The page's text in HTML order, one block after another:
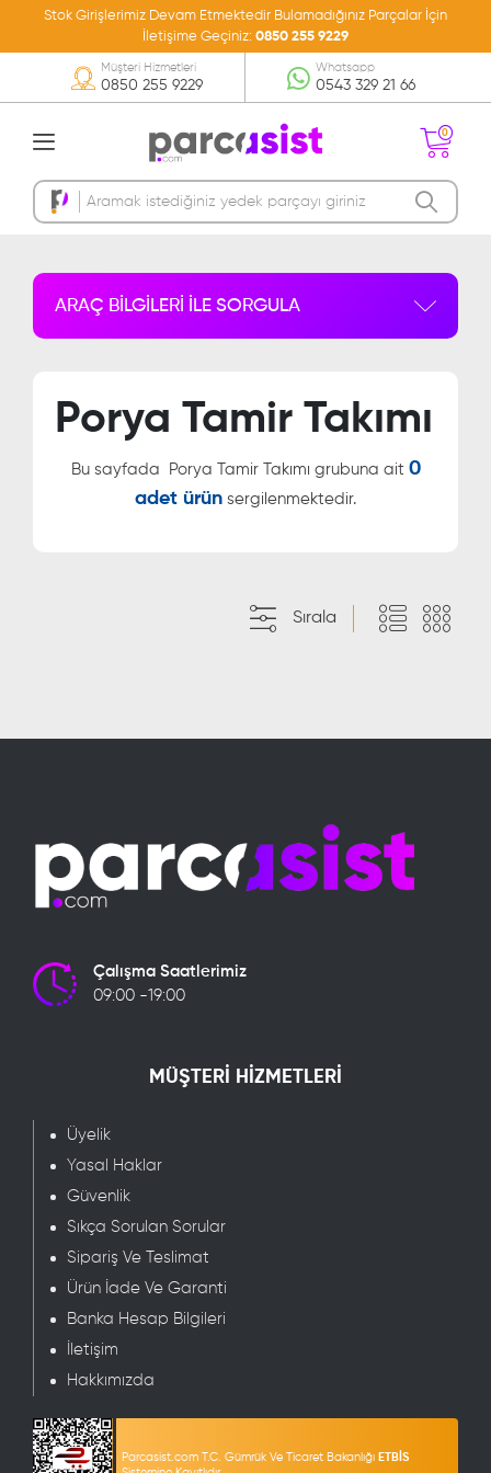
Stok Girişlerimiz Devam Etmektedir Bulamadığınız Parçalar İçin
İletişime Geçiniz: 0850 255 9229
0850 255 9229
Müşteri Hizmetleri
0543 329 21 66
Whatsapp
0
Sepetinizde Ürün
ARAÇ BİLGİLERİ İLE SORGULA
Porya Tamir Takımı
Bu sayfada Porya Tamir Takımı grubuna ait 0
adet ürün sergilenmektedir.
Sırala
Çalışma Saatlerimiz
09:00 -19:00
MÜŞTERİ HİZMETLERİ
Üyelik
Yasal Haklar
Güvenlik
Sıkça Sorulan Sorular
Sipariş Ve Teslimat
Ürün İade Ve Garanti
Banka Hesap Bilgileri
İletişim
Hakkımızda
Parcasist.com T.C. Gümrük Ve Ticaret Bakanlığı ETBİS